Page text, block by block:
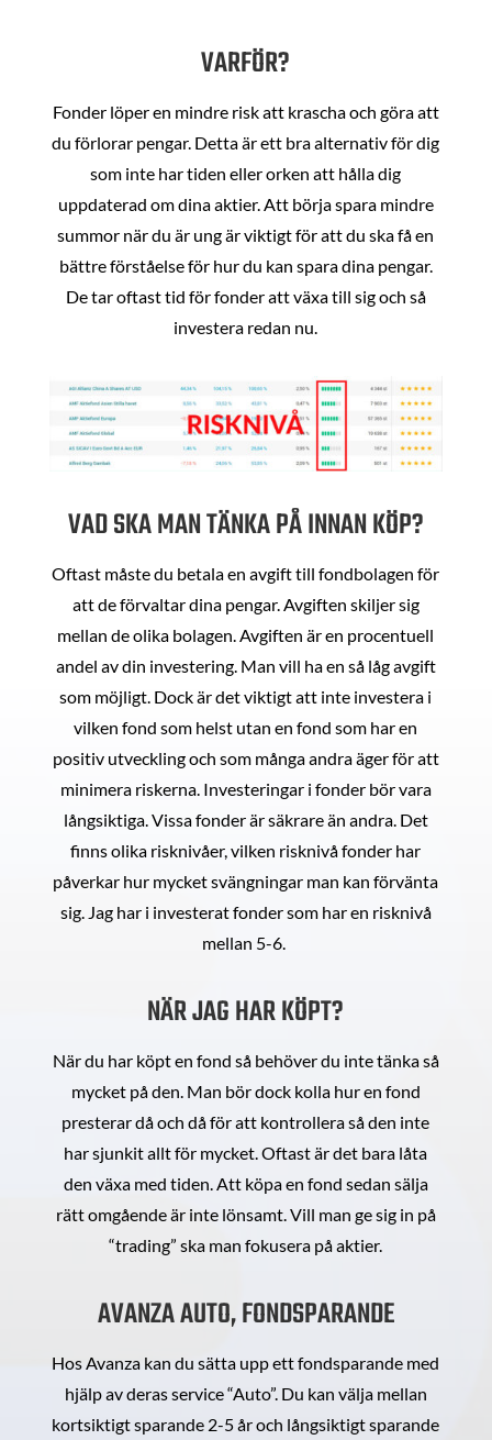
VARFÖR?
Fonder löper en mindre risk att krascha och göra att
du förlorar pengar. Detta är ett bra alternativ för dig
som inte har tiden eller orken att hålla dig
uppdaterad om dina aktier. Att börja spara mindre
summor när du är ung är viktigt för att du ska få en
bättre förståelse för hur du kan spara dina pengar.
De tar oftast tid för fonder att växa till sig och så
investera redan nu.
VAD SKA MAN TÄNKA PÅ INNAN KÖP?
Oftast måste du betala en avgift till fondbolagen för
att de förvaltar dina pengar. Avgiften skiljer sig
mellan de olika bolagen. Avgiften är en procentuell
andel av din investering. Man vill ha en så låg avgift
som möjligt. Dock är det viktigt att inte investera i
vilken fond som helst utan en fond som har en
positiv utveckling och som många andra äger för att
minimera riskerna. Investeringar i fonder bör vara
långsiktiga. Vissa fonder är säkrare än andra. Det
finns olika risknivåer, vilken risknivå fonder har
påverkar hur mycket svängningar man kan förvänta
sig. Jag har i investerat fonder som har en risknivå
mellan 5-6.
NÄR JAG HAR KÖPT?
När du har köpt en fond så behöver du inte tänka så
mycket på den. Man bör dock kolla hur en fond
presterar då och då för att kontrollera så den inte
har sjunkit allt för mycket. Oftast är det bara låta
den växa med tiden. Att köpa en fond sedan sälja
rätt omgående är inte lönsamt. Vill man ge sig in på
“trading” ska man fokusera på aktier.
AVANZA AUTO, FONDSPARANDE
Hos Avanza kan du sätta upp ett fondsparande med
hjälp av deras service “Auto”. Du kan välja mellan
kortsiktigt sparande 2-5 år och långsiktigt sparande